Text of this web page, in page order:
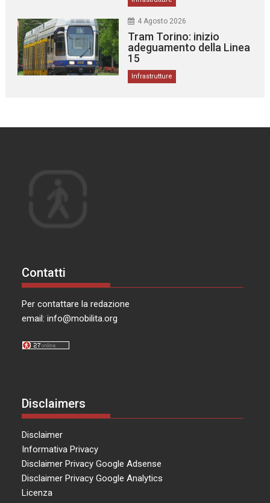
4 Agosto 2026
Tram Torino: inizio
adeguamento della Linea
15
Infrastrutture
Contatti
Per contattare la redazione
email:info@mobilita.org
Disclaimers
Disclaimer
Informativa Privacy
Disclaimer Privacy Google Adsense
Disclaimer Privacy Google Analytics
Licenza